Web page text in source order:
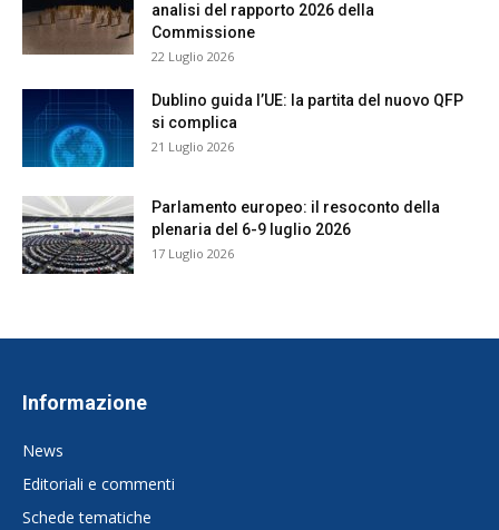
analisi del rapporto 2026 della
Commissione
22 Luglio 2026
Dublino guida l’UE: la partita del nuovo QFP
si complica
21 Luglio 2026
Parlamento europeo: il resoconto della
plenaria del 6-9 luglio 2026
17 Luglio 2026
Informazione
News
Editoriali e commenti
Schede tematiche